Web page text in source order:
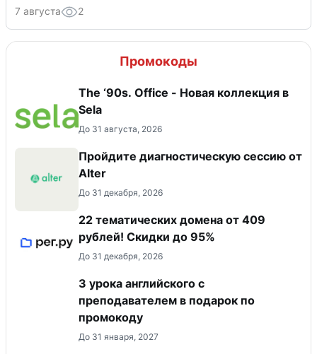
7 августа 2
Промокоды
The ‘90s. Office - Новая коллекция в
Sela
До 31 августа, 2026
Пройдите диагностическую сессию от
Alter
До 31 декабря, 2026
22 тематических домена от 409
рублей! Скидки до 95%
До 31 декабря, 2026
3 урока английского с
преподавателем в подарок по
промокоду
До 31 января, 2027